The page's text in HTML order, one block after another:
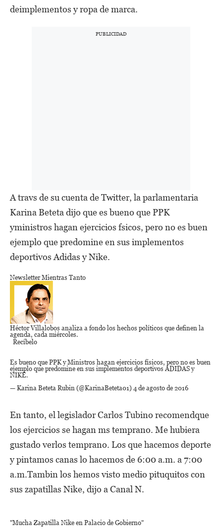
deimplementos y ropa de marca.
A travs de su cuenta de Twitter, la parlamentaria
Karina Beteta dijo que es bueno que PPK
yministros hagan ejercicios fsicos, pero no es buen
ejemplo que predomine en sus implementos
deportivos Adidas y Nike.
Newsletter Mientras Tanto
Héctor Villalobos analiza a fondo los hechos políticos que definen la
agenda, cada miércoles.
Recíbelo
Es bueno que PPK y Ministros hagan ejercicios físicos, pero no es buen
ejemplo que predomine en sus implementos deportivos ADIDAS y
NIKE.
— Karina Beteta Rubin (@KarinaBeteta01) 4 de agosto de 2016
En tanto, el legislador Carlos Tubino recomendque
los ejercicios se hagan ms temprano. Me hubiera
gustado verlos temprano. Los que hacemos deporte
y pintamos canas lo hacemos de 6:00 a.m. a 7:00
a.m.Tambin los hemos visto medio pituquitos con
sus zapatillas Nike, dijo a Canal N.
"Mucha Zapatilla Nike en Palacio de Gobierno"